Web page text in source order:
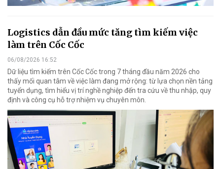
Logistics dẫn đầu mức tăng tìm kiếm việc
làm trên Cốc Cốc
06/08/2026 16:52
Dữ liệu tìm kiếm trên Cốc Cốc trong 7 tháng đầu năm 2026 cho
thấy mối quan tâm về việc làm đang mở rộng: từ lựa chọn nền tảng
tuyển dụng, tìm hiểu vị trí nghề nghiệp đến tra cứu về thu nhập, quy
định và công cụ hỗ trợ nhiệm vụ chuyên môn.